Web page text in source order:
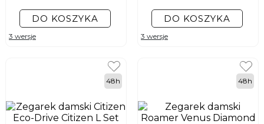
DO KOSZYKA
3 wersje
DO KOSZYKA
3 wersje
48h 48h